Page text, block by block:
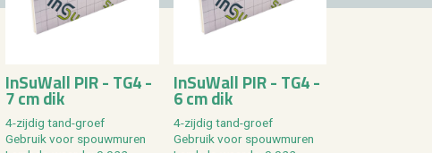
In­SuW­all PIR - TG4 -
7 cm dik
4-zij­dig tand-groef
Ge­bruik voor spouw­mu­ren
In­SuW­all PIR - TG4 -
6 cm dik
4-zij­dig tand-groef
Ge­bruik voor spouw­mu­ren